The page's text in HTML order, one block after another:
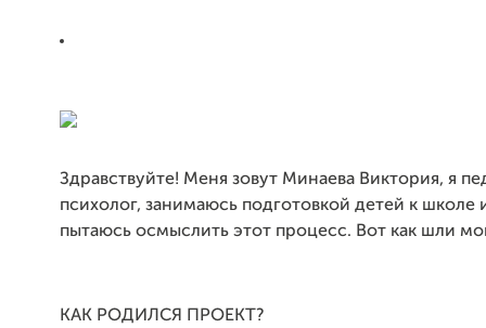
Здравствуйте! Меня зовут Минаева Виктория, я
психолог, занимаюсь подготовкой детей к школе
пытаюсь осмыслить этот процесс. Вот как шли
КАК РОДИЛСЯ ПРОЕКТ?